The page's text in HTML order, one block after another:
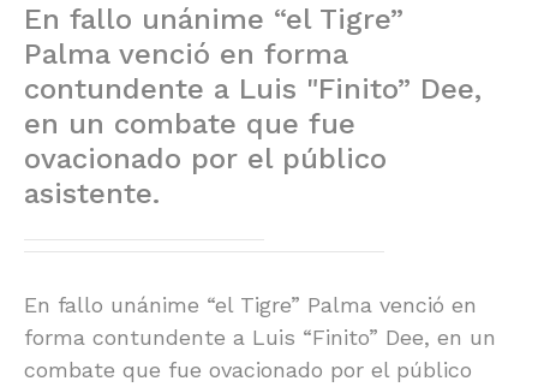
En fallo unánime “el Tigre”
Palma venció en forma
contundente a Luis "Finito” Dee,
en un combate que fue
ovacionado por el público
asistente.
En fallo unánime “el Tigre” Palma venció en
forma contundente a Luis “Finito” Dee, en un
combate que fue ovacionado por el público